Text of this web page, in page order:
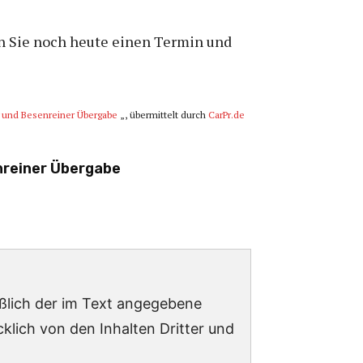
Sie noch heute einen Termin und
Besenreiner Übergabe „, übermittelt durch CarPr.de
Übergabe
der im Text angegebene
von den Inhalten Dritter und